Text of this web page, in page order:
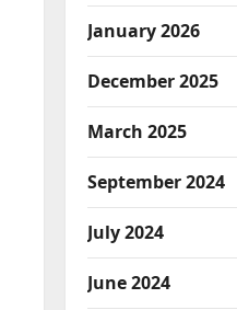
January 2026
December 2025
March 2025
September 2024
July 2024
June 2024